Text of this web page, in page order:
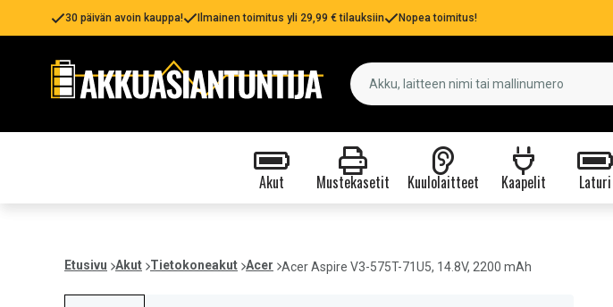
30 päivän avoin kauppa! Ilmainen toimitus yli 29,99 € tilauksiin Nopea toimitus!
Akut Mustekasetit Kuulolaitteet Kaapelit Laturi
Etusivu Akut Tietokoneakut Acer Acer Aspire V3-575T-71U5, 14.8V, 2200 mAh